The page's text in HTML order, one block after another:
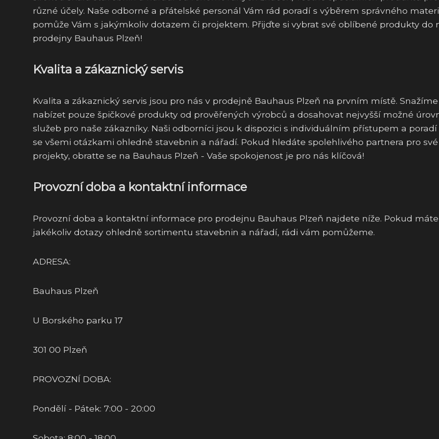
různé účely. Naše odborné a přátelské personál Vám rád poradí s výběrem správného
pomůže Vám s jakýmkoliv dotazem či projektem. Přijďte si vybrat své oblíbené produkty do
prodejny Bauhaus Plzeň!
Kvalita a zákaznický servis
Kvalita a zákaznický servis jsou pro nás v prodejně Bauhaus Plzeň na prvním místě. Snažíme
nabízet pouze špičkové produkty od prověřených výrobců a dosahovat nejvyšší možné
služeb pro naše zákazníky. Naši odborníci jsou k dispozici s individuálním přístupem a poradí
se všemi otázkami ohledně stavebnin a nářadí. Pokud hledáte spolehlivého partnera pro své
projekty, obratte se na Bauhaus Plzeň - Vaše spokojenost je pro nás klíčová!
Provozní doba a kontaktní informace
Provozní doba a kontaktní informace pro prodejnu Bauhaus Plzeň najdete níže. Pokud máte
jakékoliv dotazy ohledně sortimentu stavebnin a nářadí, rádi vám pomůžeme.
ADRESA:
Bauhaus Plzeň
U Borského parku 17
301 00 Plzeň
PROVOZNÍ DOBA:
Pondělí - Pátek: 7:00 - 20:00